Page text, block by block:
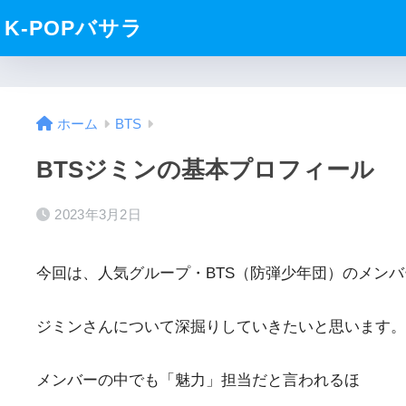
K-POPバサラ
ホーム BTS
BTSジミンの基本プロフィール
2023年3月2日
今回は、人気グループ・BTS（防弾少年団）のメン
ジミンさんについて深掘りしていきたいと思います。
メンバーの中でも「魅力」担当だと言われるほ